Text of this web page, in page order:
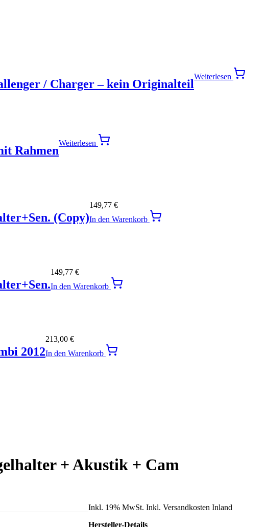
/ Charger – kein Originalteil
Weiterlesen
Rahmen
Weiterlesen
(Copy)
149,77 €
In den Warenkorb
149,77 €
In den Warenkorb
2012
213,00 €
In den Warenkorb
+ Akustik + Cam
Inkl. 19% MwSt. Inkl. Versandkosten Inland
Hersteller-Details